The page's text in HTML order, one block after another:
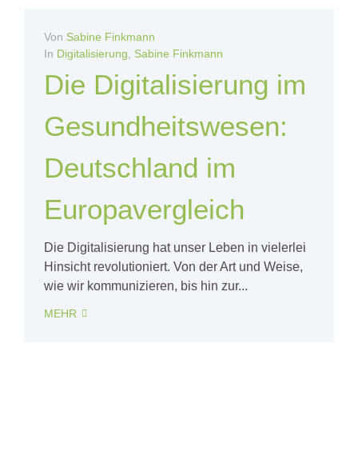
Von Sabine Finkmann
In Digitalisierung Sabine Finkmann
Die Digitalisierung im
Gesundheitswesen:
Deutschland im
Europavergleich
Die Digitalisierung hat unser Leben in vielerlei
Hinsicht revolutioniert. Von der Art und Weise,
wie wir kommunizieren, bis hin zur...
MEHR